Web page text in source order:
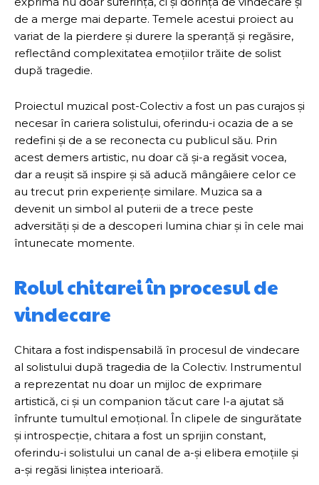
de a merge mai departe. Temele acestui proiect au
variat de la pierdere și durere la speranță și regăsire,
reflectând complexitatea emoțiilor trăite de solist
după tragedie.
Proiectul muzical post-Colectiv a fost un pas curajos și
necesar în cariera solistului, oferindu-i ocazia de a se
redefini și de a se reconecta cu publicul său. Prin
acest demers artistic, nu doar că și-a regăsit vocea,
dar a reușit să inspire și să aducă mângâiere celor ce
au trecut prin experiențe similare. Muzica sa a
devenit un simbol al puterii de a trece peste
adversități și de a descoperi lumina chiar și în cele mai
întunecate momente.
Rolul chitarei în procesul de
vindecare
Chitara a fost indispensabilă în procesul de vindecare
al solistului după tragedia de la Colectiv. Instrumentul
a reprezentat nu doar un mijloc de exprimare
artistică, ci și un companion tăcut care l-a ajutat să
înfrunte tumultul emoțional. În clipele de singurătate
și introspecție, chitara a fost un sprijin constant,
oferindu-i solistului un canal de a-și elibera emoțiile și
a-și regăsi liniștea interioară.